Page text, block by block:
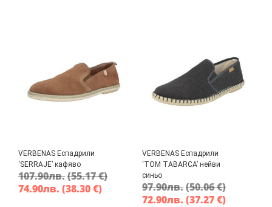
VERBENAS Еспадрили
‘SERRAJE’ кафяво
107.90лв.(55.17 €)
74.90лв. (38.30 €)
VERBENAS Еспадрили
‘TOM TABARCA’ нейви
синьо
97.90лв.(50.06 €)
72.90лв. (37.27 €)